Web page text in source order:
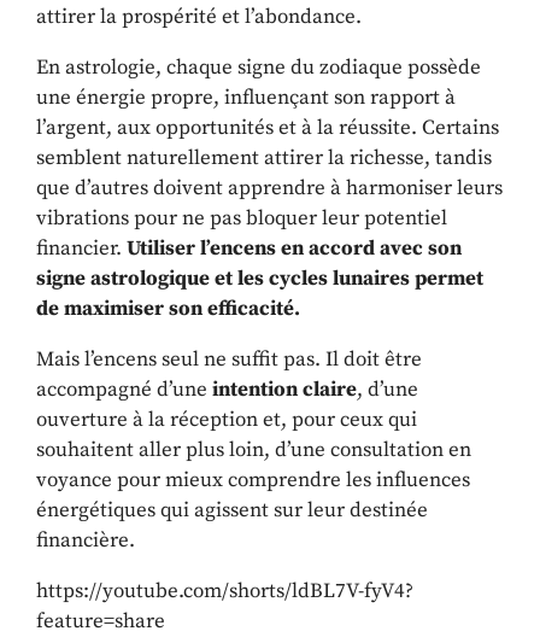
attirer la prospérité et l’abondance.
En astrologie, chaque signe du zodiaque possède
une énergie propre, influençant son rapport à
l’argent, aux opportunités et à la réussite. Certains
semblent naturellement attirer la richesse, tandis
que d’autres doivent apprendre à harmoniser leurs
vibrations pour ne pas bloquer leur potentiel
financier. Utiliser l’encens en accord avec son
signe astrologique et les cycles lunaires permet
de maximiser son efficacité.
Mais l’encens seul ne suffit pas. Il doit être
accompagné d’une intention claire, d’une
ouverture à la réception et, pour ceux qui
souhaitent aller plus loin, d’une consultation en
voyance pour mieux comprendre les influences
énergétiques qui agissent sur leur destinée
financière.
https://youtube.com/shorts/ldBL7V-fyV4?
feature=share